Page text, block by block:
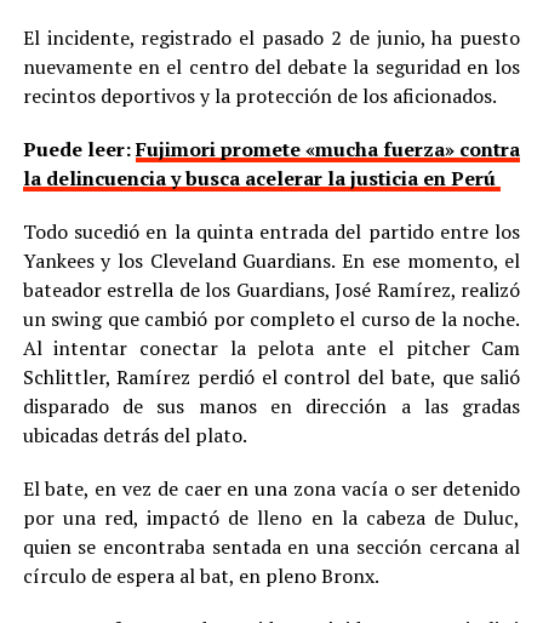
El incidente, registrado el pasado 2 de junio, ha puesto
nuevamente en el centro del debate la seguridad en los
recintos deportivos y la protección de los aficionados.
Puede leer:Fujimori promete «mucha fuerza» contra
la delincuencia y busca acelerar la justicia en Perú
Todo sucedió en la quinta entrada del partido entre los
Yankees y los Cleveland Guardians. En ese momento, el
bateador estrella de los Guardians, José Ramírez, realizó
un swing que cambió por completo el curso de la noche.
Al intentar conectar la pelota ante el pitcher Cam
Schlittler, Ramírez perdió el control del bate, que salió
disparado de sus manos en dirección a las gradas
ubicadas detrás del plato.
El bate, en vez de caer en una zona vacía o ser detenido
por una red, impactó de lleno en la cabeza de Duluc,
quien se encontraba sentada en una sección cercana al
círculo de espera al bat, en pleno Bronx.